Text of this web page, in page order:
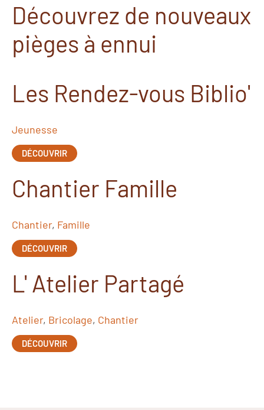
Découvrez de nouveaux
pièges à ennui
Les Rendez-vous Biblio'
Jeunesse
DÉCOUVRIR
Chantier Famille
Chantier, Famille
DÉCOUVRIR
L' Atelier Partagé
Atelier, Bricolage, Chantier
DÉCOUVRIR